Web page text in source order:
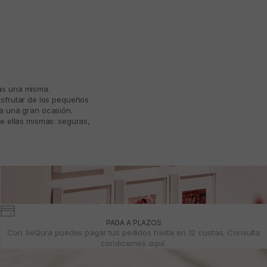
una misma.
de los pequeños
una gran ocasión.
ellas mismas: seguras,
PAGA A PLAZOS
Con SeQura puedes pagar tus pedidos hasta en 12 cuotas. Consulta
condiciones aquí.